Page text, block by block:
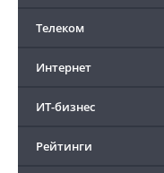
Телеком
Интернет
ИТ-бизнес
Рейтинги